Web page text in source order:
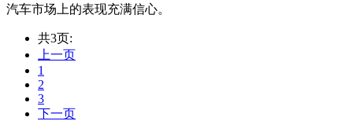
汽车市场上的表现充满信心。
共3页:
上一页
1
2
3
下一页